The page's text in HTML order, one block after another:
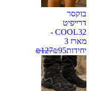
בוקסר
דרייפיט
COOL32 -
מארז 3
יחידות
₪95
₪127